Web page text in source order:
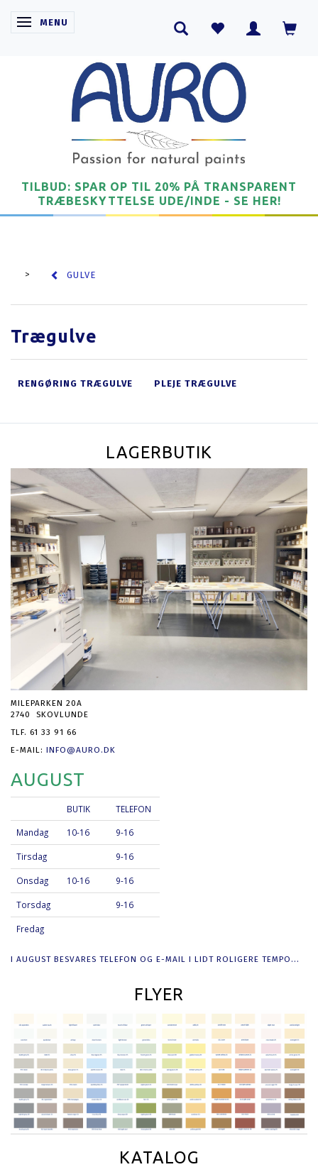
SKIFTE NAVIGATION
MENU
TILBUD: SPAR OP TIL 20% PÅ TRANSPARENT
TRÆBESKYTTELSE UDE/INDE - SE HER!
GULVE
Trægulve
RENGØRING TRÆGULVE PLEJE TRÆGULVE
LAGERBUTIK
MILEPARKEN 20A
2740 SKOVLUNDE
TLF. 61 33 91 66
E-MAIL: INFO@AURO.DK
AUGUST
BUTIK TELEFON
Mandag 10-16 9-16
Tirsdag 9-16
Onsdag 10-16 9-16
Torsdag 9-16
Fredag
I AUGUST BESVARES TELEFON OG E-MAIL I LIDT ROLIGERE TEMPO...
FLYER
KATALOG